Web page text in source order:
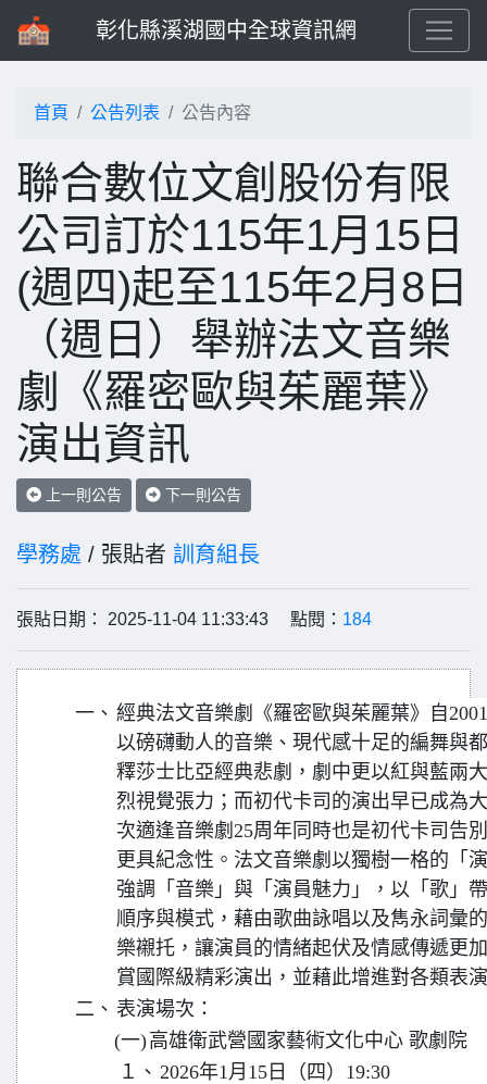
彰化縣溪湖國中全球資訊網
首頁 公告列表 公告內容
聯合數位文創股份有限
公司訂於115年1月15日
(週四)起至115年2月8日
（週日）舉辦法文音樂
劇《羅密歐與茱麗葉》
演出資訊
上一則公告 下一則公告
學務處 / 張貼者 訓育組長
張貼日期： 2025-11-04 11:33:43 點閱： 184
一、 經典法文音樂劇《羅密歐與茱麗葉》自
以磅礴動人的音樂、現代感十足的編舞與
釋莎士比亞經典悲劇，劇中更以紅與藍兩
烈視覺張力；而初代卡司的演出早已成為
次適逢音樂劇25周年同時也是初代卡司告
更具紀念性。法文音樂劇以獨樹一格的「
強調「音樂」與「演員魅力」，以「歌」
順序與模式，藉由歌曲詠唱以及雋永詞彙
樂襯托，讓演員的情緒起伏及情感傳遞更
賞國際級精彩演出，並藉此增進對各類表
二、 表演場次：
(一)高雄衛武營國家藝術文化中心 歌劇院
１、 2026年1月15日（四）19:30